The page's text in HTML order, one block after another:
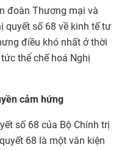
đoàn Thương mại và
quyết số 68 về kinh tế tư
điều khó nhất ở thời
thể chế hoá Nghị
cảm hứng
số 68 của Bộ Chính trị
68 là một văn kiện